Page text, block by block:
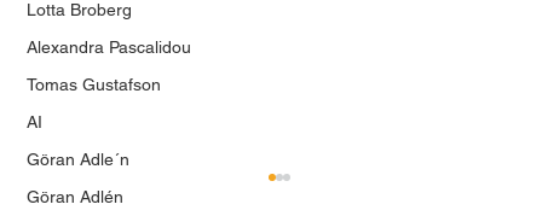
Lotta Broberg
Alexandra Pascalidou
Tomas Gustafson
AI
Göran Adle´n
Göran Adlén